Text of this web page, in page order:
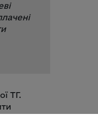
ТГ.
1 жовтня